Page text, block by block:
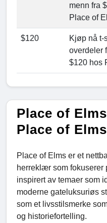
menn fra
Place of
$120
Kjøp nå t-
overdeler
$120 hos
Place of
Place of
Place of Elms er et
herreklær som fokuserer
inspirert av temaer som
moderne gateluksuriøs
som et livsstilsmerke
og historiefortelling.